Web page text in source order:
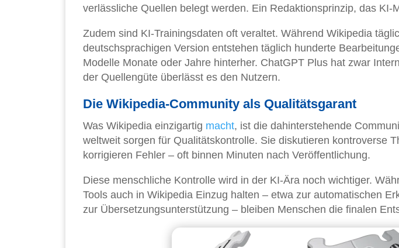
verlässliche Quellen belegt werden. Ein Redaktionsprinzip, das KI-
Zudem sind KI-Trainingsdaten oft veraltet. Während Wikipedia
deutschsprachigen Version entstehen täglich hunderte
Modelle Monate oder Jahre hinterher. ChatGPT Plus hat zwar
der Quellengüte überlässt es den Nutzern.
Die Wikipedia-Community als Qualitätsgarant
Was Wikipedia einzigartig macht, ist die dahinterstehende
weltweit sorgen für Qualitätskontrolle. Sie diskutieren kontroverse
korrigieren Fehler – oft binnen Minuten nach Veröffentlichung.
Diese menschliche Kontrolle wird in der KI-Ära noch wichtiger.
Tools auch in Wikipedia Einzug halten – etwa zur automatischen
zur Übersetzungsunterstützung – bleiben Menschen die finalen